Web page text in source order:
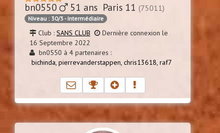
bn0550 51 ans Paris 11 (75011)
Niveau : 30/3 - Intermédiaire
Club : SANS CLUB
Dernière connexion le
16 Septembre 2022
bn0550 à 4 partenaires :
bichinda, pierrevanderstappen, chris13618, raf7